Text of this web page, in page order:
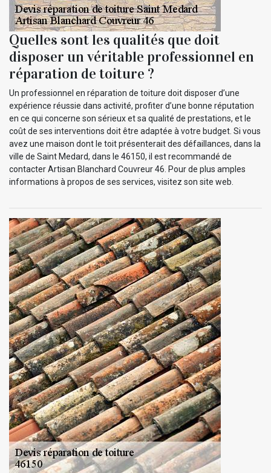
Quelles sont les qualités que doit
disposer un véritable professionnel en
réparation de toiture ?
Un professionnel en réparation de toiture doit disposer d’une
expérience réussie dans activité, profiter d’une bonne réputation
en ce qui concerne son sérieux et sa qualité de prestations, et le
coût de ses interventions doit être adaptée à votre budget. Si vous
avez une maison dont le toit présenterait des défaillances, dans la
ville de Saint Medard, dans le 46150, il est recommandé de
contacter Artisan Blanchard Couvreur 46. Pour de plus amples
informations à propos de ses services, visitez son site web.